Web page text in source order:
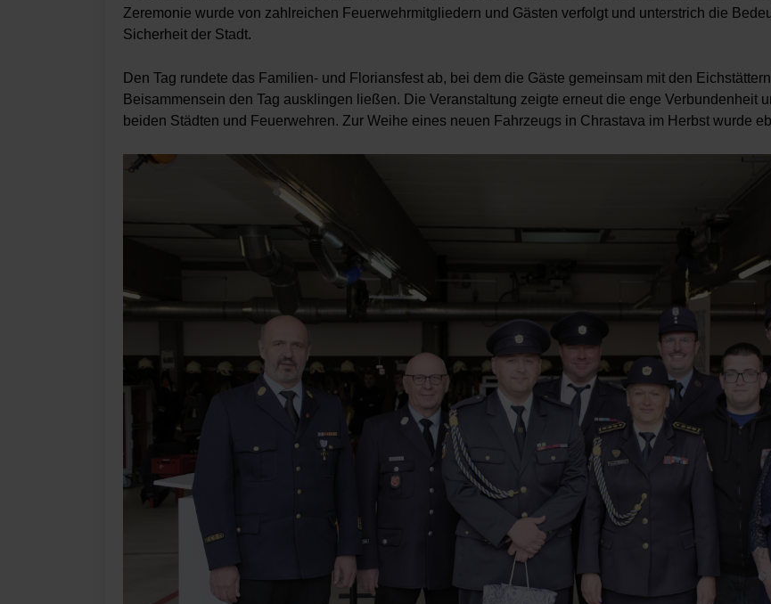
Zeremonie wurde von zahlreichen Feuerwehrmitgliedern und Gästen verfolgt und unterstrich die
Sicherheit der Stadt.
Den Tag rundete das Familien- und Floriansfest ab, bei dem die Gäste gemeinsam mit den
Beisammensein den Tag ausklingen ließen. Die Veranstaltung zeigte erneut die enge Verbundenheit
beiden Städten und Feuerwehren. Zur Weihe eines neuen Fahrzeugs in Chrastava im Herbst wurde